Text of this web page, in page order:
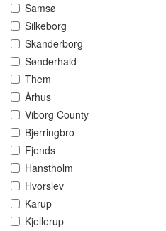
Samsø
Silkeborg
Skanderborg
Sønderhald
Them
Århus
Viborg County
Bjerringbro
Fjends
Hanstholm
Hvorslev
Karup
Kjellerup